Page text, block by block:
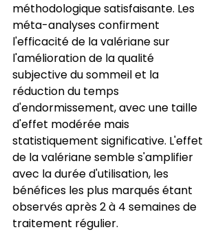
méthodologique satisfaisante. Les
méta-analyses confirment
l'efficacité de la valériane sur
l'amélioration de la qualité
subjective du sommeil et la
réduction du temps
d'endormissement, avec une taille
d'effet modérée mais
statistiquement significative. L'effet
de la valériane semble s'amplifier
avec la durée d'utilisation, les
bénéfices les plus marqués étant
observés après 2 à 4 semaines de
traitement régulier.